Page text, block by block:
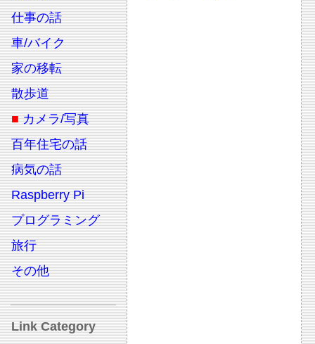
仕事の話
車/バイク
家の移転
散歩道
■ カメラ/写真
百年住宅の話
病気の話
Raspberry Pi
プログラミング
旅行
その他
Link Category